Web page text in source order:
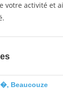
votre activité et
Beaucouze